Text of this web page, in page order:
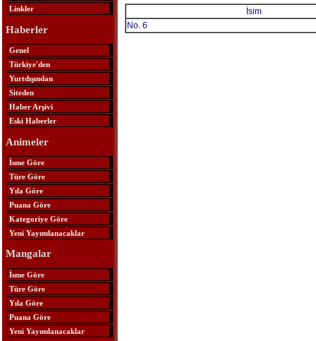
Linkler
Haberler
Genel
Türkiye'den
Yurtdışından
Siteden
Haber Arşivi
Eski Haberler
Animeler
İsme Göre
Türe Göre
Yıla Göre
Puana Göre
Kategoriye Göre
Yeni Yayımlanacaklar
Mangalar
İsme Göre
Türe Göre
Yıla Göre
Puana Göre
Yeni Yayımlanacaklar
İsim
No. 6